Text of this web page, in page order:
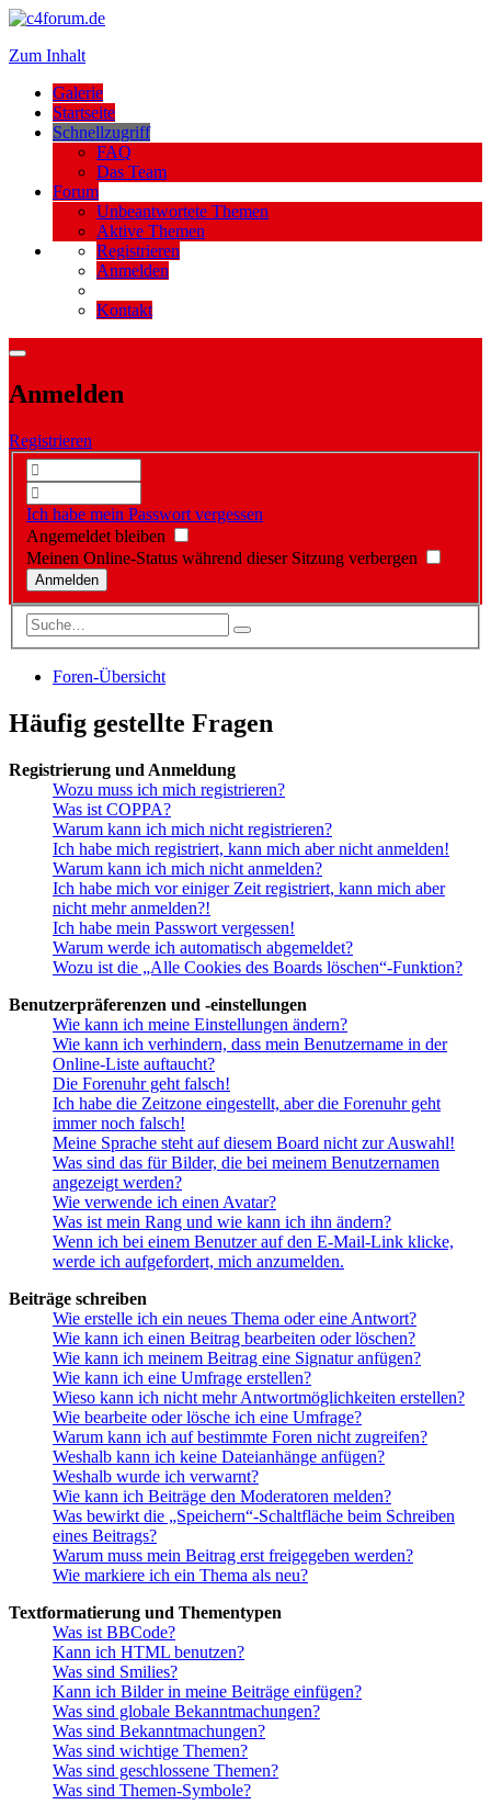
Zum Inhalt
Galerie
Startseite
Schnellzugriff
FAQ
Das Team
Forum
Unbeantwortete Themen
Aktive Themen
Registrieren
Anmelden
Kontakt
Anmelden
Registrieren
Ich habe mein Passwort vergessen
Angemeldet bleiben
Meinen Online-Status während dieser Sitzung verbergen
Foren-Übersicht
Häufig gestellte Fragen
Registrierung und Anmeldung
Wozu muss ich mich registrieren?
Was ist COPPA?
Warum kann ich mich nicht registrieren?
Ich habe mich registriert, kann mich aber nicht anmelden!
Warum kann ich mich nicht anmelden?
Ich habe mich vor einiger Zeit registriert, kann mich aber
nicht mehr anmelden?!
Ich habe mein Passwort vergessen!
Warum werde ich automatisch abgemeldet?
Wozu ist die „Alle Cookies des Boards löschen“-Funktion?
Benutzerpräferenzen und -einstellungen
Wie kann ich meine Einstellungen ändern?
Wie kann ich verhindern, dass mein Benutzername in der
Online-Liste auftaucht?
Die Forenuhr geht falsch!
Ich habe die Zeitzone eingestellt, aber die Forenuhr geht
immer noch falsch!
Meine Sprache steht auf diesem Board nicht zur Auswahl!
Was sind das für Bilder, die bei meinem Benutzernamen
angezeigt werden?
Wie verwende ich einen Avatar?
Was ist mein Rang und wie kann ich ihn ändern?
Wenn ich bei einem Benutzer auf den E-Mail-Link klicke,
werde ich aufgefordert, mich anzumelden.
Beiträge schreiben
Wie erstelle ich ein neues Thema oder eine Antwort?
Wie kann ich einen Beitrag bearbeiten oder löschen?
Wie kann ich meinem Beitrag eine Signatur anfügen?
Wie kann ich eine Umfrage erstellen?
Wieso kann ich nicht mehr Antwortmöglichkeiten erstellen?
Wie bearbeite oder lösche ich eine Umfrage?
Warum kann ich auf bestimmte Foren nicht zugreifen?
Weshalb kann ich keine Dateianhänge anfügen?
Weshalb wurde ich verwarnt?
Wie kann ich Beiträge den Moderatoren melden?
Was bewirkt die „Speichern“-Schaltfläche beim Schreiben
eines Beitrags?
Warum muss mein Beitrag erst freigegeben werden?
Wie markiere ich ein Thema als neu?
Textformatierung und Thementypen
Was ist BBCode?
Kann ich HTML benutzen?
Was sind Smilies?
Kann ich Bilder in meine Beiträge einfügen?
Was sind globale Bekanntmachungen?
Was sind Bekanntmachungen?
Was sind wichtige Themen?
Was sind geschlossene Themen?
Was sind Themen-Symbole?